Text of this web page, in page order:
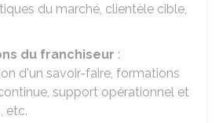
du marché, clientèle cible,
du franchiseur :
d'un savoir-faire, formations
support opérationnel et
etc.